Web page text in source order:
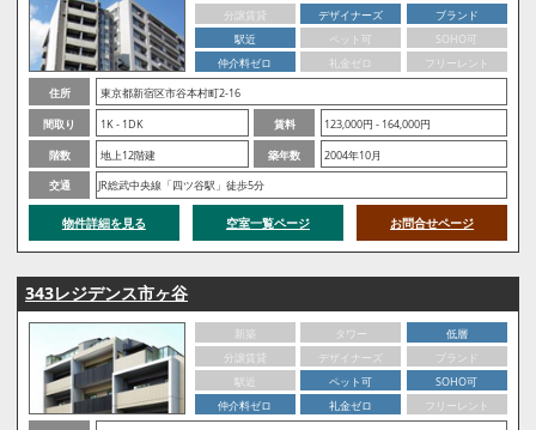
分譲賃貸
デザイナーズ
ブランド
駅近
ペット可
SOHO可
仲介料ゼロ
礼金ゼロ
フリーレント
住所
東京都新宿区市谷本村町2-16
間取り
1K - 1DK 賃料
123,000円 - 164,000円
階数
地上12階建 築年数
2004年10月
交通
JR総武中央線「四ツ谷駅」徒歩5分
物件詳細を見る 空室一覧ページ お問合せページ
343レジデンス市ヶ谷
新築 タワー
低層
分譲賃貸
デザイナーズ
ブランド
駅近
ペット可
SOHO可
仲介料ゼロ
礼金ゼロ
フリーレント